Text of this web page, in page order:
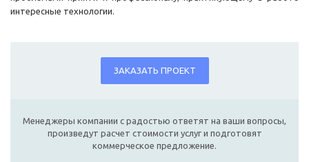
интересные технологии.
ЗАКАЗАТЬ ПРОЕКТ
Менеджеры компании с радостью ответят на ваши вопросы,
произведут расчет стоимости услуг и подготовят
коммерческое предложение.